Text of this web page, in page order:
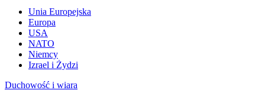
Unia Europejska
Europa
USA
NATO
Niemcy
Izrael i Żydzi
Duchowość i wiara